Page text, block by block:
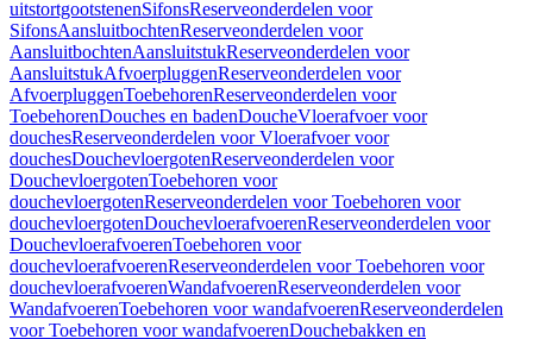
uitstortgootstenenSifonsReserveonderdelen voor
SifonsAansluitbochtenReserveonderdelen voor
AansluitbochtenAansluitstukReserveonderdelen voor
AansluitstukAfvoerpluggenReserveonderdelen voor
AfvoerpluggenToebehorenReserveonderdelen voor
ToebehorenDouches en badenDoucheVloerafvoer voor
douchesReserveonderdelen voor Vloerafvoer voor
douchesDouchevloergotenReserveonderdelen voor
DouchevloergotenToebehoren voor
douchevloergotenReserveonderdelen voor Toebehoren voor
douchevloergotenDouchevloerafvoerenReserveonderdelen voor
DouchevloerafvoerenToebehoren voor
douchevloerafvoerenReserveonderdelen voor Toebehoren voor
douchevloerafvoerenWandafvoerenReserveonderdelen voor
WandafvoerenToebehoren voor wandafvoerenReserveonderdelen
voor Toebehoren voor wandafvoerenDouchebakken en